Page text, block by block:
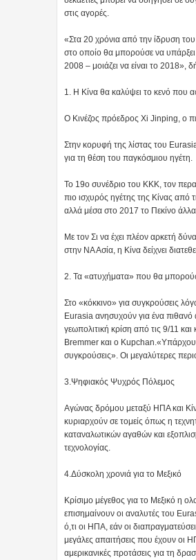
στις αγορές.
«Στα 20 χρόνια από την ίδρυση
στο οποίο θα μπορούσε να
2008 – μοιάζει να είναι το
1. Η Κίνα θα καλύψει το κενό που
O Κινέζος πρόεδρος Xi Jinping, ο
Στην κορυφή της λίστας του
για τη θέση του παγκόσμιου ηγέτη.
Το 19ο συνέδριο του ΚΚΚ, τον
πιο ισχυρός ηγέτης της Κίνας από
αλλά μέσα στο 2017 το Πεκίνο
Με τον Σι να έχει πλέον αρκετή
στην ΝΑ Ασία, η Κίνα δείχνει
2. Τα «ατυχήματα» που θα
Στο «κόκκινο» για συγκρούσεις
Eurasia ανησυχούν για ένα πιθανό
γεωπολιτική κρίση από τις 9/11
Bremmer και ο
συγκρούσεις». Οι μεγαλύτερες
3.Ψηφιακός Ψυχρός Πόλεμος
Aγώνας δρόμου μεταξύ ΗΠΑ και
κυριαρχούν σε τομείς όπως η
καταναλωτικών αγαθών και
τεχνολογίας.
4.Δύσκολη χρονιά για το Μεξικό
Κρίσιμο μέγεθος για το Μεξικό η
επισημαίνουν οι αναλυτές του
ό,τι οι ΗΠΑ, εάν οι
μεγάλες απαιτήσεις που έχουν οι
αμερικανικές προτάσεις για τη